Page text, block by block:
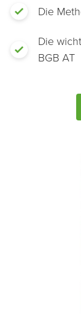
Die
Die
BGB AT